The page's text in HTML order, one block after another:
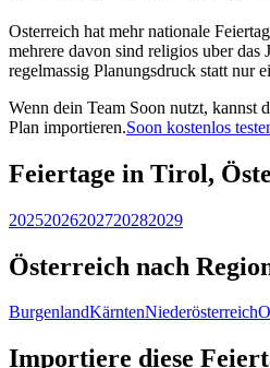
Osterreich hat mehr nationale
mehrere davon sind religios uber das
regelmassig Planungsdruck statt nur
Wenn dein Team Soon nutzt, kannst
Plan importieren.Soon kostenlos
Feiertage in Tirol,
20252026202720282029
Österreich nach
BurgenlandKärntenNiederösterreich
Importiere diese